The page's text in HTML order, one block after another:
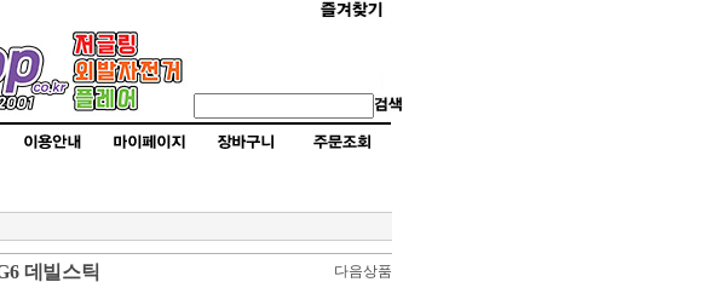
데빌스틱 다음상품